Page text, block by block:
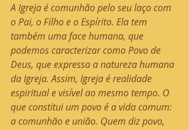
A Igreja é comunhão pelo seu laço com
o Pai, o Filho e o Espírito. Ela tem
também uma face humana, que
podemos caracterizar como Povo de
Deus, que expressa a natureza humana
da Igreja. Assim, Igreja é realidade
espiritual e visível ao mesmo tempo. O
que constitui um povo é a vida comum:
a comunhão e união. Quem diz povo,